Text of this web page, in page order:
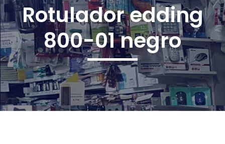
Copistería
Papelería
Servicios
Rotulador edding
800-01 negro